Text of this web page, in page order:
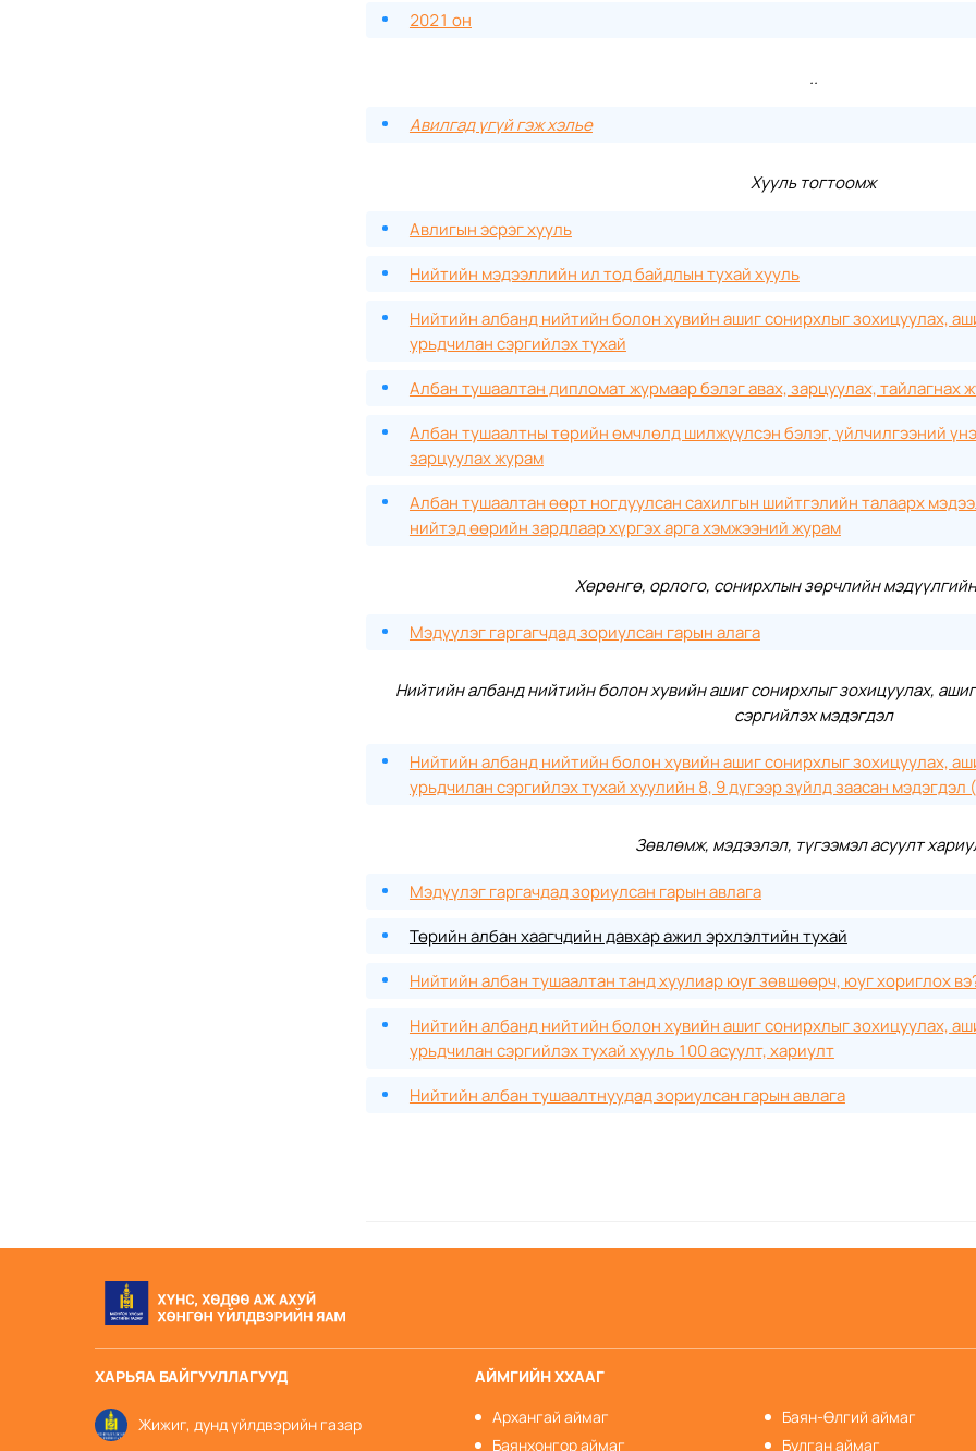
2021 он
..
Авилгад үгүй гэж хэлье
Хууль тогтоомж
Авлигын эсрэг хууль
Нийтийн мэдээллийн ил тод байдлын тухай хууль
Нийтийн албанд нийтийн болон хувийн ашиг сонирхлыг зохицуулах,
урьдчилан сэргийлэх тухай
Албан тушаалтан дипломат журмаар бэлэг авах, зарцуулах, тайлагнах
Албан тушаалтны төрийн өмчлөлд шилжүүлсэн бэлэг, үйлчилгээний
зарцуулах журам
Албан тушаалтан өөрт ногдуулсан сахилгын шийтгэлийн талаарх
нийтэд өөрийн зардлаар хүргэх арга хэмжээний журам
Хөрөнгө, орлого, сонирхлын зөрчлийн
Мэдүүлэг гаргагчдад зориулсан гарын алага
Нийтийн албанд нийтийн болон хувийн ашиг сонирхлыг зохицуулах,
сэргийлэх мэдэгдэл
Нийтийн албанд нийтийн болон хувийн ашиг сонирхлыг зохицуулах,
урьдчилан сэргийлэх тухай хуулийн 8, 9 дүгээр зүйлд заасан мэдэгдэл
Зөвлөмж, мэдээлэл, түгээмэл асуулт
Мэдүүлэг гаргачдад зориулсан гарын авлага
Төрийн албан хаагчдийн давхар ажил эрхлэлтийн тухай
Нийтийн албан тушаалтан танд хуулиар юуг зөвшөөрч, юуг хориглох
Нийтийн албанд нийтийн болон хувийн ашиг сонирхлыг зохицуулах,
урьдчилан сэргийлэх тухай хууль 100 асуулт, хариулт
Нийтийн албан тушаалтнуудад зориулсан гарын авлага
ХАРЬЯА БАЙГУУЛЛАГУУД
Жижиг, дунд үйлдвэрийн газар
АЙМГИЙН ХХААГ
Архангай аймаг
Баян-Өлгий аймаг
Баянхонгор аймаг
Булган аймаг